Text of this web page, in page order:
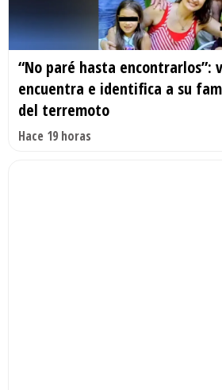
“No paré hasta encontrarlos”:
encuentra e identifica a su
del terremoto
Hace 19 horas